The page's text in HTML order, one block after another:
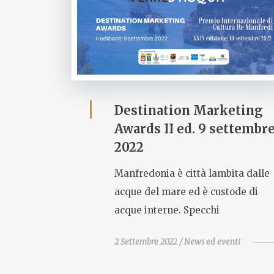
Destination Marketing
Awards II ed. 9
2022
Manfredonia è città lambita dalle
acque del mare ed è custode di
acque interne. Specchi
2 Settembre 2022 News ed eventi